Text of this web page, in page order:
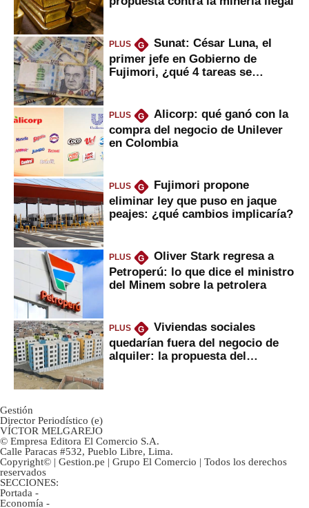
PLUS G
Sunat: César Luna, el
primer jefe en Gobierno de
Fujimori, ¿qué 4 tareas se
PLUS G
Alicorp: qué ganó con la
compra del negocio de Unilever
en Colombia
PLUS G
Fujimori propone
eliminar ley que puso en jaque
peajes: ¿qué cambios implicaría?
PLUS G
Oliver Stark regresa a
Petroperú: lo que dice el ministro
del Minem sobre la petrolera
PLUS G
Viviendas sociales
quedarían fuera del negocio de
alquiler: la propuesta del
Gestión
Director Periodístico (e)
VÍCTOR MELGAREJO
© Empresa Editora El Comercio S.A.
Calle Paracas #532, Pueblo Libre, Lima.
Copyright© | Gestion.pe | Grupo El Comercio | Todos los derechos
reservados
SECCIONES:
Portada -
Economía -